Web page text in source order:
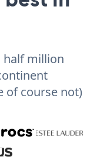
half million
of course not)